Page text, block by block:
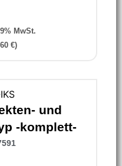
MwSt.
€)
und
-komplett-